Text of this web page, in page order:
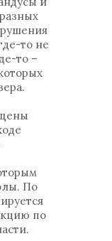
то не
то –
По
по